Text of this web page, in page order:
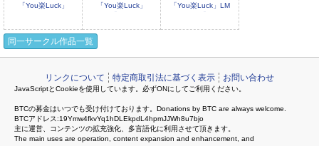
「You楽Luck」
「You楽Luck」
「You楽Luck」LM
マンガ背景素材集
「You楽Luck」
Vol.11「ファンタジ
「You楽Luck」
MyTown3-Offi
同一サークル作品一覧
リンクについて 特定商取引法に基づく表示 お問い合わせ
JavaScriptとCookieを使用しています。必ずONにしてご利用ください。
BTCの募金はいつでも受け付けております。Donations by BTC are always welcome.
BTCアドレス:19Ymw4fkvYq1hDLEkpdL4hpmJJWh8u7bjo
主に運営、コンテンツの拡充強化、多言語化に利用させて頂きます。
The main uses are operation, content expansion and enhancement, and